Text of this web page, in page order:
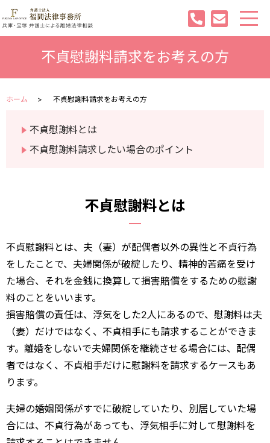
不貞慰謝料請求をお考えの方
ホーム 不貞慰謝料請求をお考えの方
不貞慰謝料とは
不貞慰謝料請求したい場合のポイント
不貞慰謝料とは
不貞慰謝料とは、夫（妻）が配偶者以外の異性と不貞行為
をしたことで、夫婦関係が破綻したり、精神的苦痛を受け
た場合、それを金銭に換算して損害賠償をするための慰謝
料のことをいいます。
損害賠償の責任は、浮気をした2人にあるので、慰謝料は夫
（妻）だけではなく、不貞相手にも請求することができま
す。離婚をしないで夫婦関係を継続させる場合には、配偶
者ではなく、不貞相手だけに慰謝料を請求するケースもあ
ります。
夫婦の婚姻関係がすでに破綻していたり、別居していた場
合には、不貞行為があっても、浮気相手に対して慰謝料を